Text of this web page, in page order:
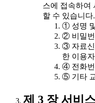
스에 접속하여
할 수 있습니다.
① 성명
② 비밀번
③ 자료신
한 이용
④ 전화번
⑤ 기타
제 3 장 서비